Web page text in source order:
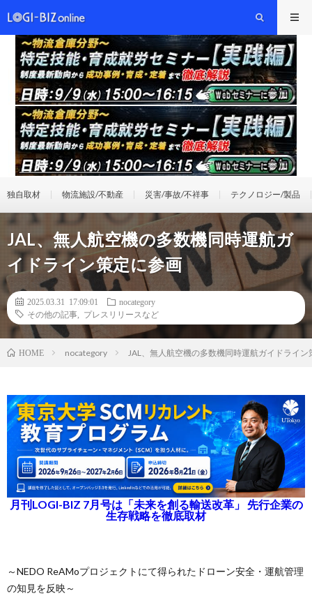
独自取材 物流施設/不動産 災害/事故/不祥事 テクノロジー/製品
JAL、無人航空機の多数機同時運航ガ
イドライン策定に参画
2025.03.31 17:09:01
nocategory
その他の記事
プレスリリースなど
HOME nocategory JAL、無人航空機の多数機同時運航ガイドライン
月刊LOGI-BIZ 7月号は「未来を創る輸送改革」 先行企業の
生存戦略を徹底取材
～NEDO ReAMoプロジェクトにて得られたドローン安全・運航管理
の知見を反映～